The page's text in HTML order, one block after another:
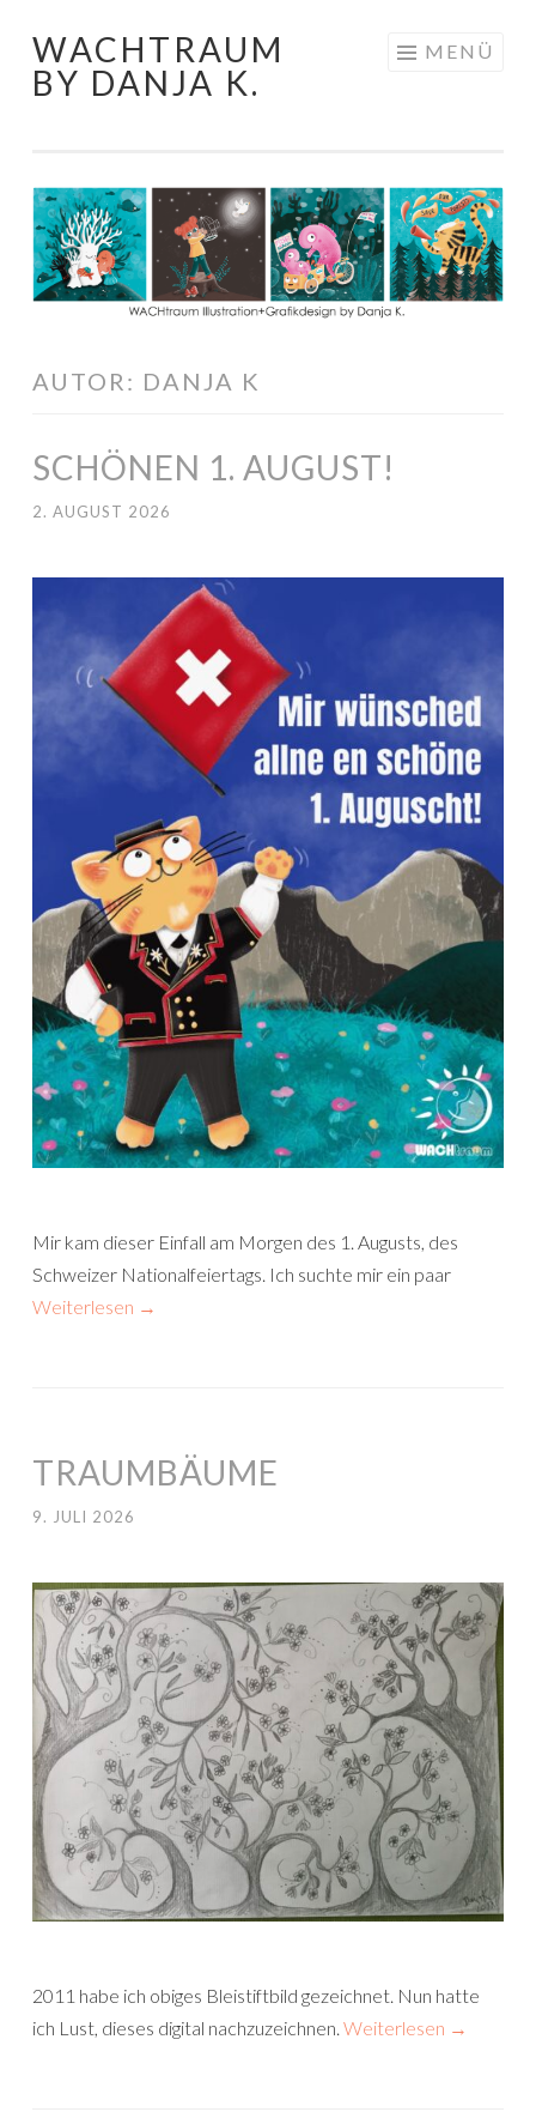
Springe
zum
WACHTRAUM
BY DANJA K.
MENÜ
AUTOR: DANJA K
SCHÖNEN 1. AUGUST!
2. AUGUST 2026
Mir kam dieser Einfall am Morgen des 1. Augusts, des
Schweizer Nationalfeiertags. Ich suchte mir ein paar
Weiterlesen →
TRAUMBÄUME
9. JULI 2026
2011 habe ich obiges Bleistiftbild gezeichnet. Nun hatte
ich Lust, dieses digital nachzuzeichnen. Weiterlesen →